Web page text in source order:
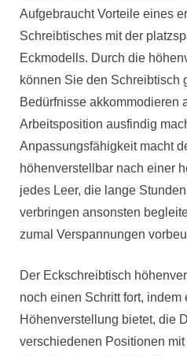
Aufgebraucht Vorteile eines
Schreibtisches mit der
Eckmodells. Durch die
können Sie den Schreibtisch
Bedürfnisse akkommodieren
Arbeitsposition ausfindig
Anpassungsfähigkeit macht
höhenverstellbar nach einer
jedes Leer, die lange
verbringen ansonsten
zumal Verspannungen
Der Eckschreibtisch
noch einen Schritt fort, indem
Höhenverstellung bietet, die
verschiedenen Positionen